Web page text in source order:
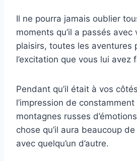
Il ne pourra jamais oublier
moments qu’il a passés avec
plaisirs, toutes les aventures
l’excitation que vous lui avez
Pendant qu’il était à vos
l’impression de
montagnes russes
chose qu’il aura beaucoup
avec quelqu’un d’autre.